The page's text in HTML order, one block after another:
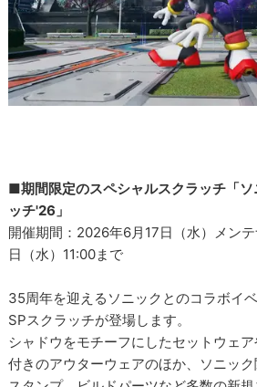
■期間限定のスペシャルスクラッチ「
ッチ'26」
開催期間：2026年6月17日（水）メン
日（水）11:00まで
35周年を迎えるソニックとのコラボイ
SPスクラッチが登場します。
シャドウをモチーフにしたセットウェ
付きのアウターウェアのほか、ソニック